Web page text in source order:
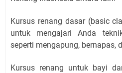
Kursus renang dasar (basic
untuk mengajari Anda
seperti mengapung, bernapas,
Kursus renang untuk bayi